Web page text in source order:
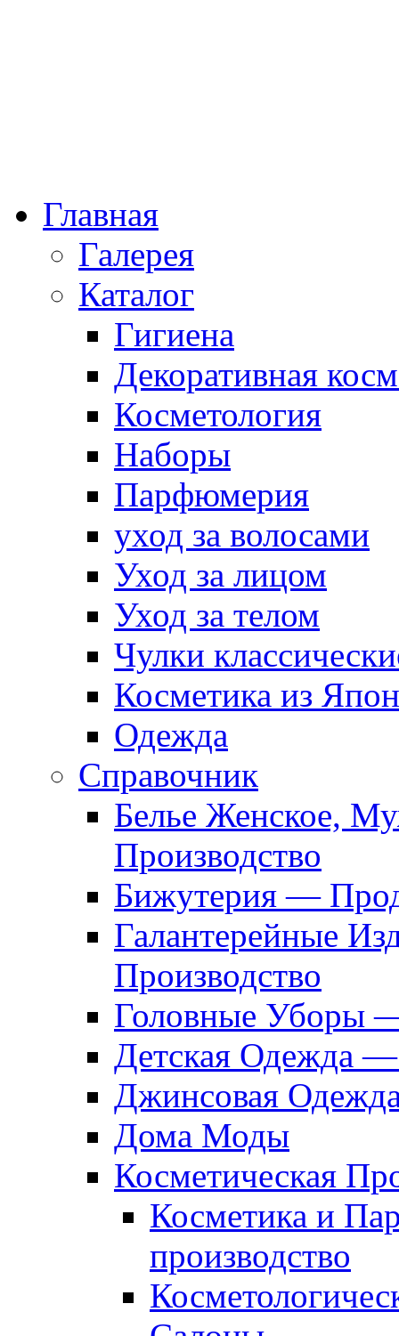
Главная
Галерея
Каталог
Гигиена
Декоративная
Косметология
Наборы
Парфюмерия
уход за волосами
Уход за лицом
Уход за телом
Чулки
Косметика из
Одежда
Справочник
Белье Женское,
Производство
Бижутерия —
Галантерейные
Производство
Головные Уборы
Детская Одежда
Джинсовая
Дома Моды
Косметическая
Косметика и
производство